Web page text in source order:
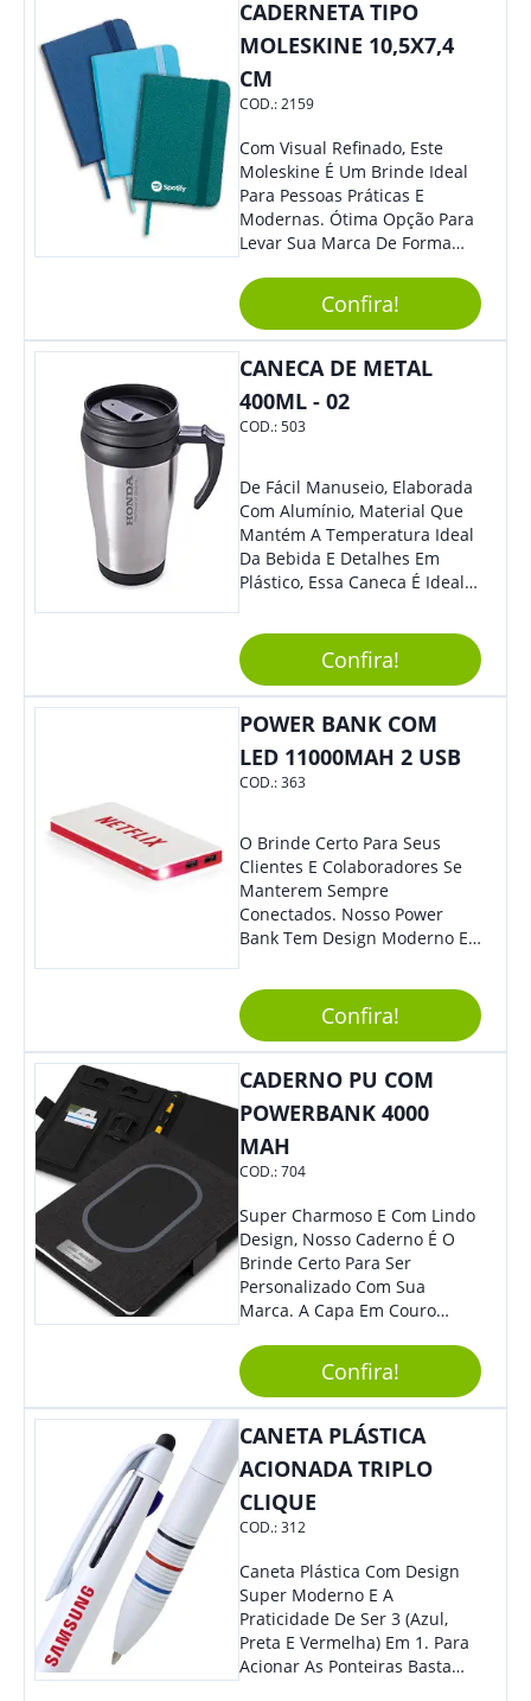
CADERNETA TIPO
MOLESKINE 10,5X7,4
CM
COD.:2159
Com Visual Refinado, Este
Moleskine É Um Brinde Ideal
Para Pessoas Práticas E
Modernas. Ótima Opção Para
Levar Sua Marca De Forma
Sua Empresa Em Eventos,
Reuniões Corporativas Ou Até
Mesmo Para Presentear
Colaboradores E Parceiros De
Confira!
CANECA DE METAL
400ML - 02
COD.:503
De Fácil Manuseio, Elaborada
Com Alumínio, Material Que
Mantém A Temperatura Ideal
Da Bebida E Detalhes Em
Plástico, Essa Caneca É Ideal
Estilo E Surpreender À Todos.
Versátil, O Brinde Se Adequa
À Feiras, Eventos E Até Mesmo
Datas Especiais.
Confira!
POWER BANK COM
LED 11000MAH 2 USB
COD.:363
O Brinde Certo Para Seus
Clientes E Colaboradores Se
Manterem Sempre
Conectados. Nosso Power
Bank Tem Design Moderno E
Na Bolsa Ou Na Mochila.
Compatível Com Diversos
Aparelhos, O Brinde É Super
Eficiente E Ágil, Ideal Para
Quem Busca Praticidade No
Dia A Dia. Personalize-O Com
Sua Marca E Tenha Ainda
Mais Destaque Em Eventos E
Feiras De Negócios.
Confira!
CADERNO PU COM
POWERBANK 4000
MAH
COD.:704
Super Charmoso E Com Lindo
Design, Nosso Caderno É O
Brinde Certo Para Ser
Personalizado Com Sua
Marca. A Capa Em Couro
Elástico Permite Maior
Segurança Ao Carregá-Lo.
Ofereça A Seus Clientes E
Colaboradores, Sem Dúvidas
Confira!
CANETA PLÁSTICA
ACIONADA TRIPLO
CLIQUE
COD.:312
Caneta Plástica Com Design
Super Moderno E A
Praticidade De Ser 3 (Azul,
Preta E Vermelha) Em 1. Para
Acionar As Ponteiras Basta